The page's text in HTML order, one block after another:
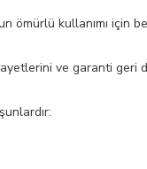
kullanımı için
ve garanti